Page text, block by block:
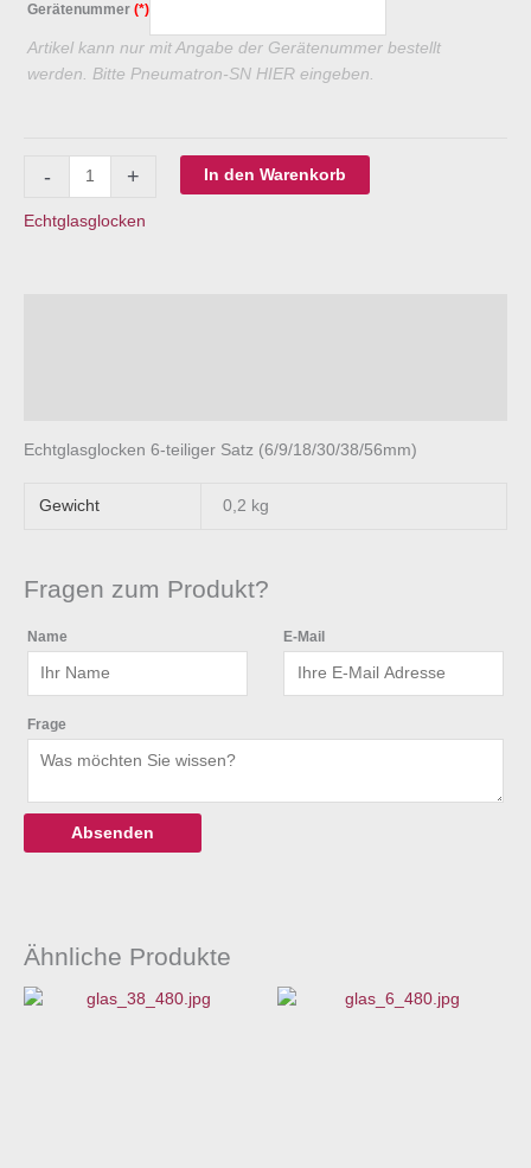
Gerätenummer (*)
Artikel kann nur mit Angabe der Gerätenummer bestellt
werden. Bitte Pneumatron-SN HIER eingeben.
-
Echtglasglocken-
Menge
+ In den Warenkorb
Echtglasglocken
Echtglasglocken 6-teiliger Satz (6/9/18/30/38/56mm)
Gewicht 0,2 kg
Fragen zum Produkt?
Name E-Mail
Frage
Ähnliche Produkte